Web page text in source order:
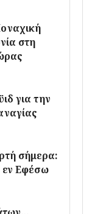
στη
για την
σήμερα:
εν Εφέσω